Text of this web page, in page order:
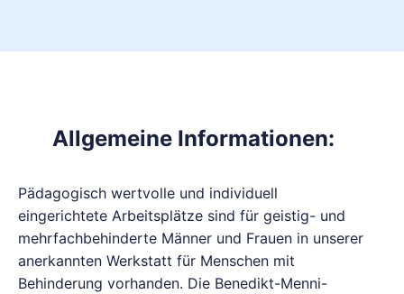
Allgemeine Informationen:
Pädagogisch wertvolle und individuell
eingerichtete Arbeitsplätze sind für geistig- und
mehrfachbehinderte Männer und Frauen in unserer
anerkannten Werkstatt für Menschen mit
Behinderung vorhanden. Die Benedikt-Menni-